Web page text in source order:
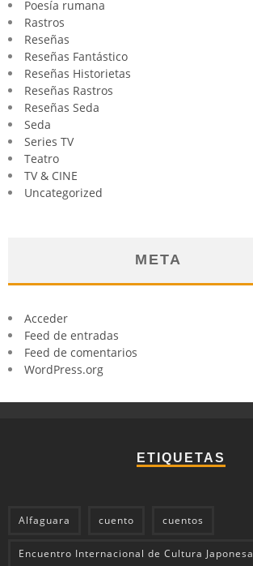
Poesía rumana
Rastros
Reseñas
Reseñas Fantástico
Reseñas Historietas
Reseñas Rastros
Reseñas Seda
Seda
Series TV
Teatro
TV & CINE
Uncategorized
META
Acceder
Feed de entradas
Feed de comentarios
WordPress.org
ETIQUETAS
Alfaguara cuento cuentos
Encuentro Internacional de Cultura Japonesa